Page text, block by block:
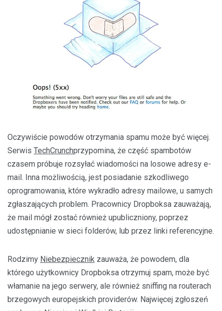
Oczywiście powodów otrzymania spamu może być więcej.
Serwis TechCrunchprzypomina, że część spambotów
czasem próbuje rozsyłać wiadomości na losowe adresy e-
mail. Inna możliwością, jest posiadanie szkodliwego
oprogramowania, które wykradło adresy mailowe, u samych
zgłaszających problem. Pracownicy Dropboksa zauważają,
że mail mógł zostać również upubliczniony, poprzez
udostępnianie w sieci folderów, lub przez linki referencyjne.
Rodzimy Niebezpiecznik zauważa, że powodem, dla
którego użytkownicy Dropboksa otrzymuj spam, może być
włamanie na jego serwery, ale również sniffing na routerach
brzegowych europejskich providerów. Najwięcej zgłoszeń